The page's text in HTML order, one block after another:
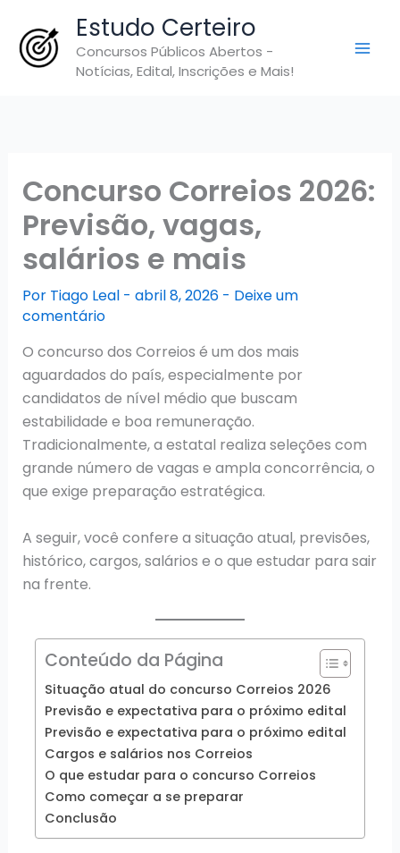
para
Estudo Certeiro
Concursos Públicos Abertos -
Notícias, Edital, Inscrições e Mais!
Concurso Correios 2026:
Previsão, vagas,
salários e mais
Por Tiago Leal - abril 8, 2026 - Deixe um
comentário
O concurso dos Correios é um dos mais
aguardados do país, especialmente por
candidatos de nível médio que buscam
estabilidade e boa remuneração.
Tradicionalmente, a estatal realiza seleções com
grande número de vagas e ampla concorrência, o
que exige preparação estratégica.
A seguir, você confere a situação atual, previsões,
histórico, cargos, salários e o que estudar para sair
na frente.
Conteúdo da Página
Situação atual do concurso Correios 2026
Previsão e expectativa para o próximo edital
Previsão e expectativa para o próximo edital
Cargos e salários nos Correios
O que estudar para o concurso Correios
Como começar a se preparar
Conclusão